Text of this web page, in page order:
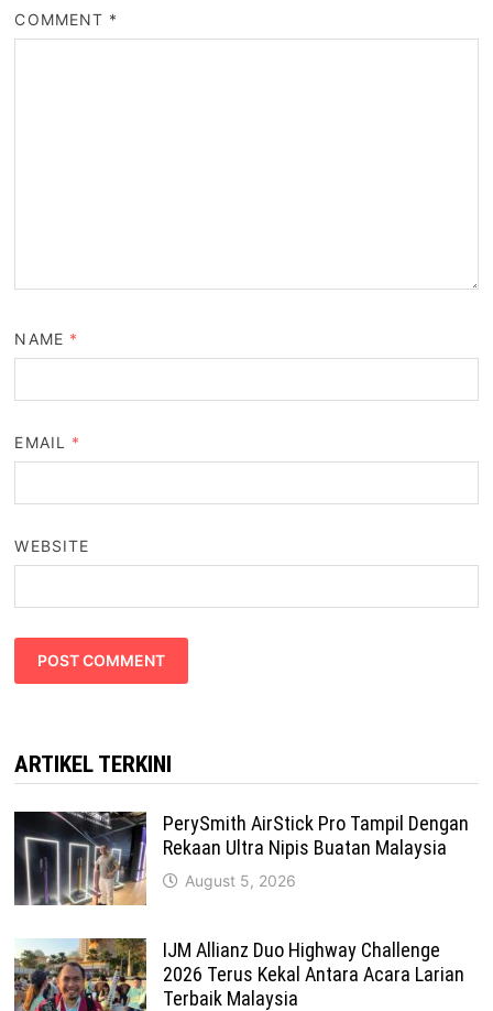
COMMENT *
NAME *
EMAIL *
WEBSITE
ARTIKEL TERKINI
PerySmith AirStick Pro Tampil Dengan
Rekaan Ultra Nipis Buatan Malaysia
August 5, 2026
IJM Allianz Duo Highway Challenge
2026 Terus Kekal Antara Acara Larian
Terbaik Malaysia